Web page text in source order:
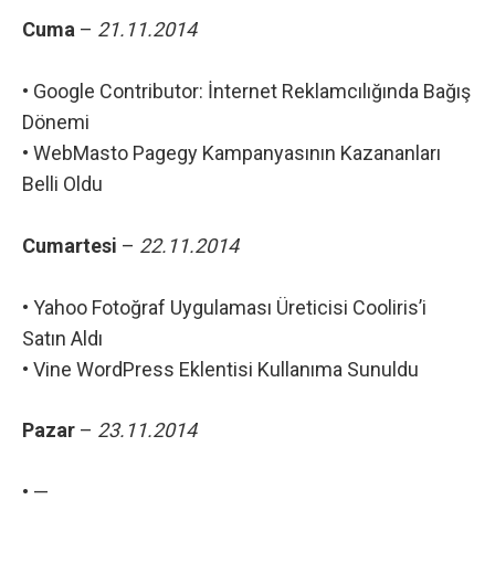
Cuma – 21.11.2014
• Google Contributor: İnternet Reklamcılığında Bağış
Dönemi
• WebMasto Pagegy Kampanyasının Kazananları
Belli Oldu
Cumartesi – 22.11.2014
• Yahoo Fotoğraf Uygulaması Üreticisi Cooliris’i
Satın Aldı
• Vine WordPress Eklentisi Kullanıma Sunuldu
Pazar – 23.11.2014
• —